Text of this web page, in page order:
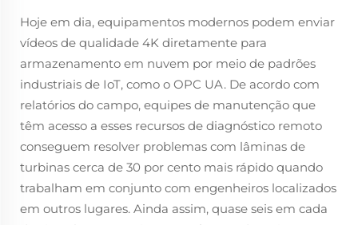
Hoje em dia, equipamentos modernos podem enviar
vídeos de qualidade 4K diretamente para
armazenamento em nuvem por meio de padrões
industriais de IoT, como o OPC UA. De acordo com
relatórios do campo, equipes de manutenção que
têm acesso a esses recursos de diagnóstico remoto
conseguem resolver problemas com lâminas de
turbinas cerca de 30 por cento mais rápido quando
trabalham em conjunto com engenheiros localizados
em outros lugares. Ainda assim, quase seis em cada